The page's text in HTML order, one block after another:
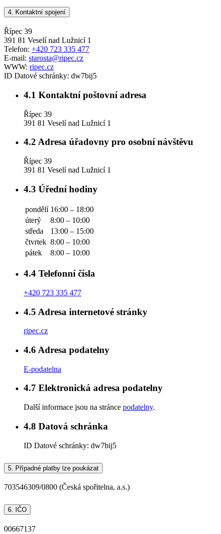
4. Kontaktní spojení
Řípec 39
391 81 Veselí nad Lužnicí 1
Telefon: +420 723 335 477
E-mail: starosta@ripec.cz
WWW: ripec.cz
ID Datové schránky: dw7bij5
4.1 Kontaktní poštovní adresa
Řípec 39
391 81 Veselí nad Lužnicí 1
4.2 Adresa úřadovny pro osobní návštěvu
Řípec 39
391 81 Veselí nad Lužnicí 1
4.3 Úřední hodiny
pondělí 16:00 – 18:00
úterý
8:00 – 10:00
středa
13:00 – 15:00
čtvrtek 8:00 – 10:00
pátek
8:00 – 10:00
4.4 Telefonní čísla
+420 723 335 477
4.5 Adresa internetové stránky
ripec.cz
4.6 Adresa podatelny
E-podatelna
4.7 Elektronická adresa podatelny
Další informace jsou na stránce podatelny.
4.8 Datová schránka
ID Datové schránky: dw7bij5
5. Případné platby lze poukázat
703546309/0800 (Česká spořitelna, a.s.)
6. IČO
00667137